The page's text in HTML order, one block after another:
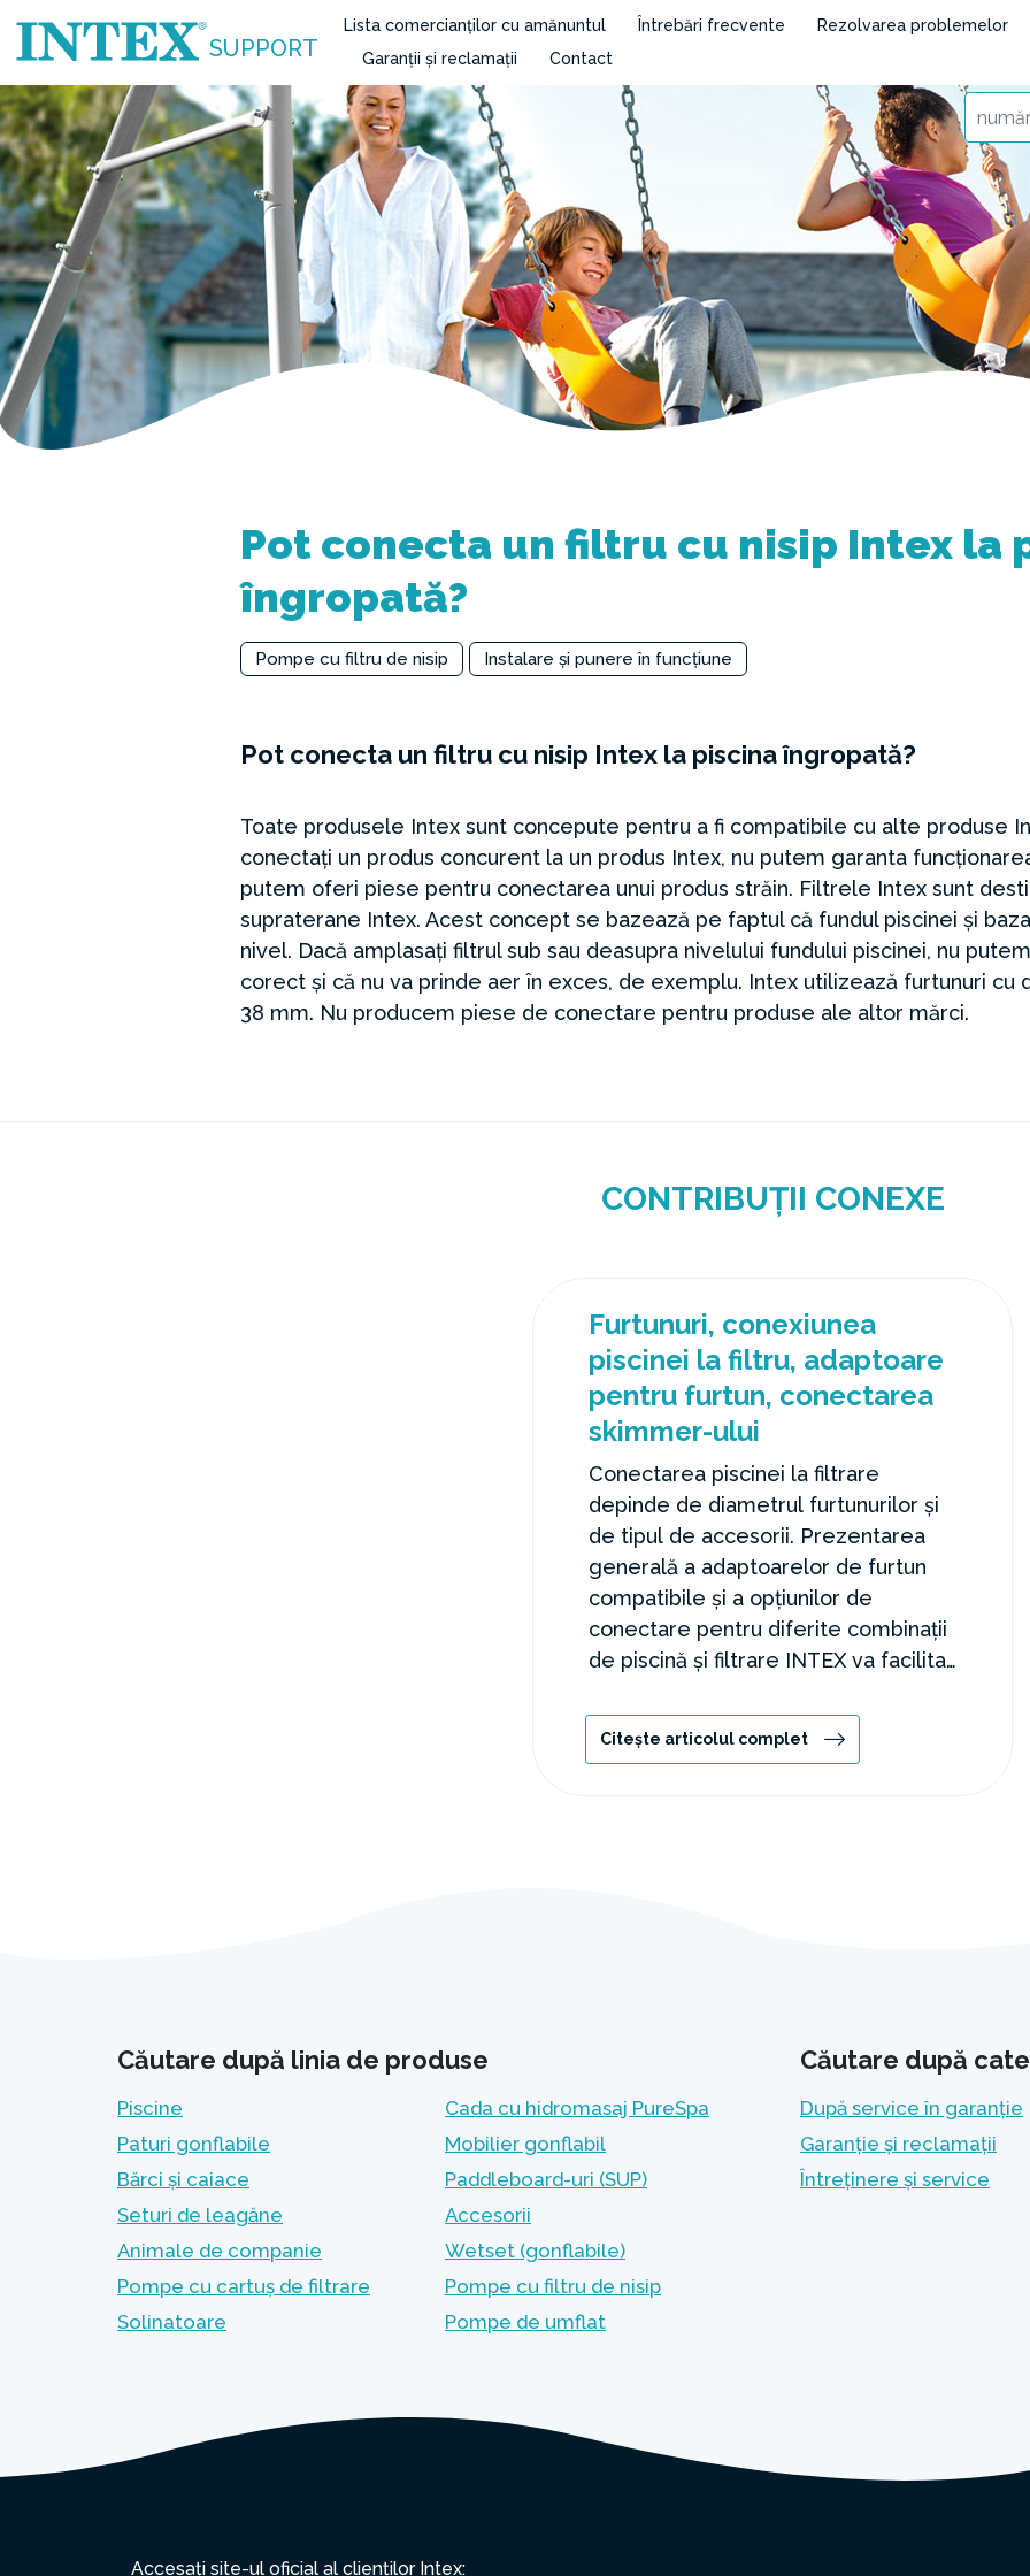
SUPPORT
Lista comercianților cu amănuntul Întrebări frecvente Rezolvarea problemelor
Garanții și reclamații
Contact
Pot conecta un filtru cu nisip Intex la
îngropată?
Pompe cu filtru de nisip Instalare și punere în funcțiune
Pot conecta un filtru cu nisip Intex la piscina îngropată?
Toate produsele Intex sunt concepute pentru a fi compatibile cu alte produse
conectați un produs concurent la un produs Intex, nu putem garanta
putem oferi piese pentru conectarea unui produs străin. Filtrele Intex sunt
supraterane Intex. Acest concept se bazează pe faptul că fundul piscinei și
nivel. Dacă amplasați filtrul sub sau deasupra nivelului fundului piscinei, nu
corect și că nu va prinde aer în exces, de exemplu. Intex utilizează furtunuri cu
38 mm. Nu producem piese de conectare pentru produse ale altor mărci.
CONTRIBUȚII CONEXE
Furtunuri, conexiunea
piscinei la filtru, adaptoare
pentru furtun, conectarea
skimmer-ului
Conectarea piscinei la filtrare
depinde de diametrul furtunurilor și
de tipul de accesorii. Prezentarea
generală a adaptoarelor de furtun
compatibile și a opțiunilor de
conectare pentru diferite combinații
de piscină și filtrare INTEX va facilita
skimmer-ului și utilizarea
adaptoarelor A și B.
Citește articolul complet
Căutare după linia de produse
Piscine
Cada cu hidromasaj PureSpa
Paturi gonflabile
Mobilier gonflabil
Bărci și caiace
Paddleboard-uri (SUP)
Seturi de leagăne
Accesorii
Animale de companie
Wetset (gonflabile)
Pompe cu cartuș de filtrare
Pompe cu filtru de nisip
Solinatoare
Pompe de umflat
Căutare după
După service în garanție
Garanție și reclamații
Întreținere și service
Accesați site-ul oficial al clienților Intex: